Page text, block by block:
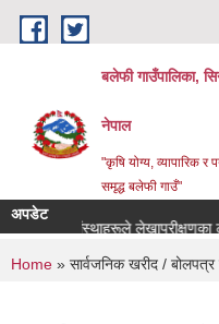
Skip to main content
बलेफी गाउँपालिका,
नेपाल
"कृषि योग्य, व्यापारिक
समृद्ध बलेफी गाउँ"
अपडेट
शैक्षिक संस्थाहरूले लेखापरीक्षणका
You are here
Home » सार्वजनिक खरीद /